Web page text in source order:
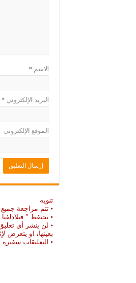
الاسم *
البريد الإلكتروني *
الموقع الإلكتروني
تنويه
• تتم مراجعة جميع
• تحتفظ "
• لن ينشر أي
بعينها، او يتعرض
• التعليقات